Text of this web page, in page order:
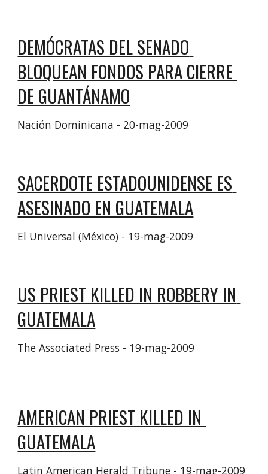
DEMÓCRATAS DEL SENADO
BLOQUEAN FONDOS PARA CIERRE
DE GUANTÁNAMO
Nación Dominicana - ‎20-mag-2009‎
SACERDOTE ESTADOUNIDENSE ES
ASESINADO EN GUATEMALA
El Universal (México) - ‎19-mag-2009‎
US PRIEST KILLED IN ROBBERY IN
GUATEMALA
The Associated Press - ‎19-mag-2009‎
AMERICAN PRIEST KILLED IN
GUATEMALA
Latin American Herald Tribune - ‎19-mag-2009‎